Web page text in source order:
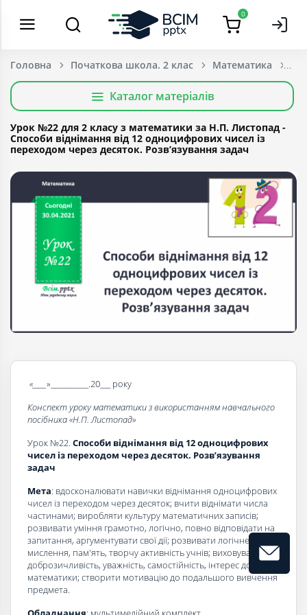
0
Головна Початкова школа. 2 клас Математика
Каталог матеріалів
Урок №22 для 2 класу з математики за Н.П. Листопад -
Способи віднімання від 12 одноцифрових чисел із
переходом через десяток. Розв’язування задач
«____ »___________.20___ року
Конспект уроку математики з використанням навчального
посібника «Н.П. Листопад»
Урок №22. Способи віднімання від 12 одноцифрових
чисел із переходом через десяток. Розв’язування
задач
Мета: вдосконалювати навички віднімання одноцифрових
чисел із переходом через десяток; вчити віднімати числа
частинами; виробляти культуру математичних записів;
розвивати уміння грамотно, логічно, повно відповідати на
запитання, аргументувати свої дії; розвивати логічне
мислення, пам'ять, творчу активність учнів; виховувати
доброзичливість, уважність, самостійність, інтерес до
математики; створити мотивацію до подальшого вивчення
предмета.